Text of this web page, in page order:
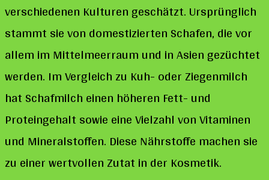
verschiedenen Kulturen geschätzt. Ursprünglich
stammt sie von domestizierten Schafen, die vor
allem im Mittelmeerraum und in Asien gezüchtet
werden. Im Vergleich zu Kuh- oder Ziegenmilch
hat Schafmilch einen höheren Fett- und
Proteingehalt sowie eine Vielzahl von Vitaminen
und Mineralstoffen. Diese Nährstoffe machen sie
zu einer wertvollen Zutat in der Kosmetik.